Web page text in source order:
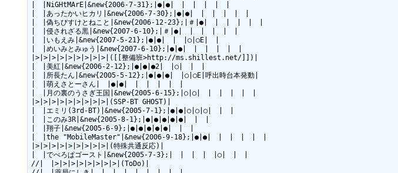
|　|NiGHtMArE|&new{2006-7-31};|●|●|　|　|　|　|　|
|　|あったかいヒカリ|&new{2006-7-30};|●|●|　|　|　|　|　|
|　|偽ちびすけとねこと|&new{2006-12-23};|＃|●|　|　|　|　|　|
|　|侵されざる黒|&new{2007-6-10};|＃|●|　|　|　|　|　|
|　|いもえみ|&new{2007-5-21};|●|●|　|　|○|○E|　|
|　|めいみとみゅう|&new{2007-6-10};|●|●|　|　|　|　|　|
|>|>|>|>|>|>|>|>|>|([[整備班>http://ms.shillest.net/]])|
|　|美紅|&new{2006-2-12};|●|●|●2|　|○|　|　|
|　|所長たん|&new{2005-5-12};|●|●|●|　|○|○E|呼出時台本発動|
|　|萌えさとーさん|　|●|●|　|　|　|　|　|
|　|月の裏のうさぎ王国|&new{2005-6-15};|○|○|　|　|　|　|　|
|>|>|>|>|>|>|>|>|>|(SSP-BT GHOST)|
|　|エミリ(3rd-BT)|&new{2005-7-1};|●|●|○|○|○|　|　|
|　|このみ3R|&new{2005-8-1};|●|●|●|●|●|　|　|
|　|翔子|&new{2005-6-9};|●|●|●|●|●|　|　|
|　|the "MobileMaster"|&new{2006-9-18};|●|●|　|　|　|　|　|
|>|>|>|>|>|>|>|>|>|(特殊共通反応)|
|　|でべろぱゴースト|&new{2005-7-3};|　|　|　|　|○|　|　|
//|　|>|>|>|>|>|>|>|>|(ToDo)|